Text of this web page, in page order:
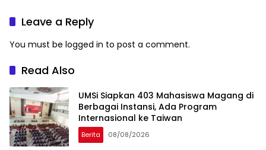
Leave a Reply
You must be logged in to post a comment.
Read Also
UMSi Siapkan 403 Mahasiswa Magang di
Berbagai Instansi, Ada Program
Internasional ke Taiwan
Berita 08/08/2026